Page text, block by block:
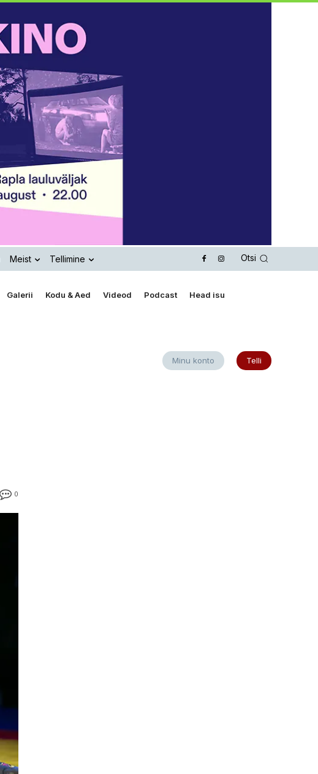
Meist Tellimine Otsi
Galerii Kodu & Aed Videod Podcast Head isu
Minu konto Telli
0